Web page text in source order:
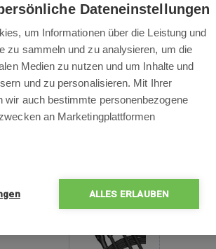
/
Dateneinstellungen
um Informationen über die Leistung und
zu sammeln und zu analysieren, um die
Medien zu nutzen und um Inhalte und
und zu personalisieren. Mit Ihrer
wir auch bestimmte personenbezogene
an Marketingplattformen
ALLES ERLAUBEN